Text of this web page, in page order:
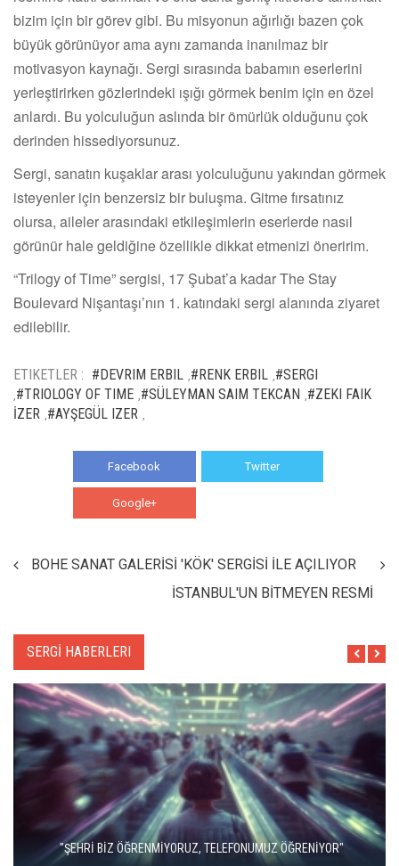
bizim için bir görev gibi. Bu misyonun ağırlığı bazen çok
büyük görünüyor ama aynı zamanda inanılmaz bir
motivasyon kaynağı. Sergi sırasında babamın eserlerini
yerleştirirken gözlerindeki ışığı görmek benim için en özel
anlardı. Bu yolculuğun aslında bir ömürlük olduğunu çok
derinden hissediyorsunuz.
Sergi, sanatın kuşaklar arası yolculuğunu yakından görmek
isteyenler için benzersiz bir buluşma. Gitme fırsatınız
olursa, aileler arasındaki etkileşimlerin eserlerde nasıl
görünür hale geldiğine özellikle dikkat etmenizi öneririm.
“Trilogy of Time” sergisi, 17 Şubat’a kadar The Stay
Boulevard Nişantaşı’nın 1. katındaki sergi alanında ziyaret
edilebilir.
ETIKETLER : #DEVRIM ERBIL #RENK ERBIL #SERGI
#TRIOLOGY OF TIME #SÜLEYMAN SAIM TEKCAN #ZEKI FAIK
İZER #AYŞEGÜL IZER
Facebook Twitter
Google+
BOHE SANAT GALERİSİ 'KÖK' SERGİSİ İLE AÇILIYOR
İSTANBUL'UN BİTMEYEN RESMİ
SERGİ HABERLERI
"ŞEHRİ BİZ ÖĞRENMİYORUZ, TELEFONUMUZ ÖĞRENİYOR"